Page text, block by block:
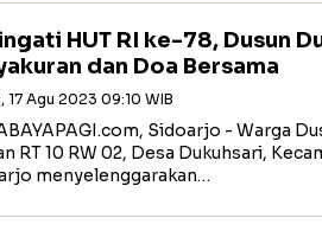
HUT RI ke-78, Dusun
dan Doa Bersama
17 Agu 2023 09:10 WIB
Sidoarjo - Warga
RT 10 RW 02, Desa Dukuhsari,
menyelenggarakan…